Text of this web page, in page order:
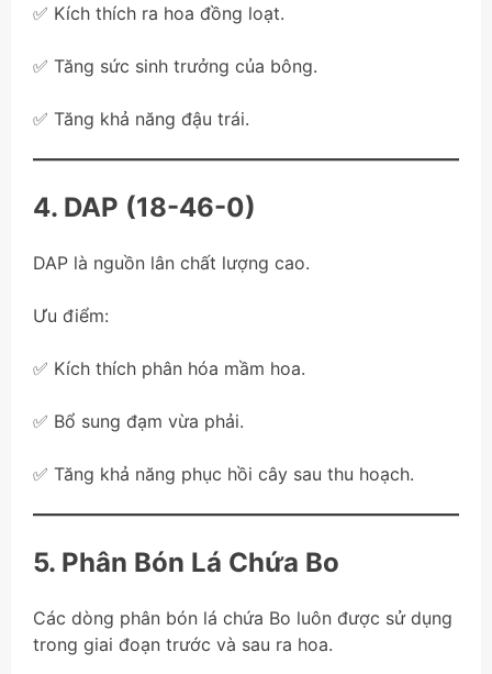
✅ Kích thích ra hoa đồng loạt.
✅ Tăng sức sinh trưởng của bông.
✅ Tăng khả năng đậu trái.
4. DAP (18-46-0)
DAP là nguồn lân chất lượng cao.
Ưu điểm:
✅ Kích thích phân hóa mầm hoa.
✅ Bổ sung đạm vừa phải.
✅ Tăng khả năng phục hồi cây sau thu hoạch.
5. Phân Bón Lá Chứa Bo
Các dòng phân bón lá chứa Bo luôn được sử dụng
trong giai đoạn trước và sau ra hoa.